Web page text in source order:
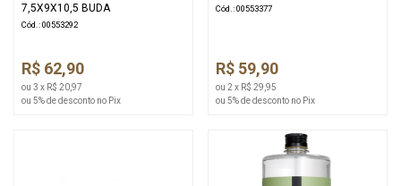
7,5X9X10,5 BUDA
Cód.: 00553292
R$ 62,90
ou 3 x R$ 20,97
ou 5% de desconto no Pix
Cód.: 00553377
R$ 59,90
ou 2 x R$ 29,95
ou 5% de desconto no Pix